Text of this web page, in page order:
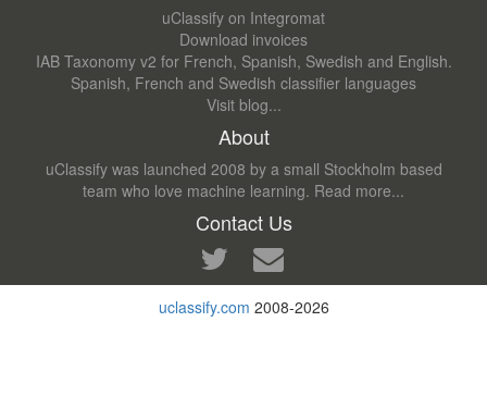
uClassify on Integromat
Download invoices
IAB Taxonomy v2 for French, Spanish, Swedish and English.
Spanish, French and Swedish classifier languages
Visit blog...
About
uClassify was launched 2008 by a small Stockholm based
team who love machine learning. Read more...
Contact Us
uclassify.com 2008-2026